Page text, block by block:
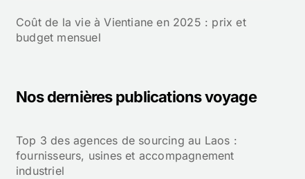
Coût de la vie à Vientiane en 2025 : prix et
budget mensuel
Nos dernières publications voyage
Top 3 des agences de sourcing au Laos :
fournisseurs, usines et accompagnement
industriel